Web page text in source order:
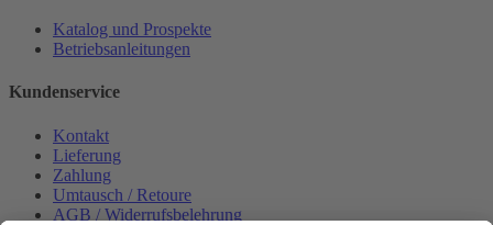
Katalog und Prospekte
Betriebsanleitungen
Kundenservice
Kontakt
Lieferung
Zahlung
Umtausch / Retoure
AGB / Widerrufsbelehrung